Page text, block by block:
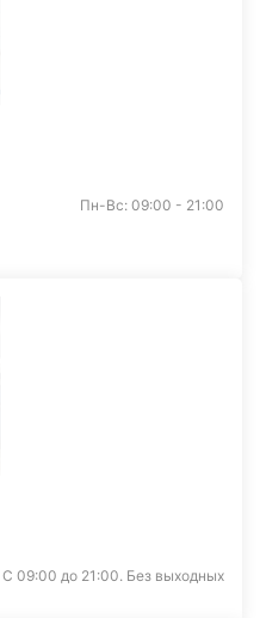
Пн-Вс: 09:00 - 21:00
С 09:00 до 21:00. Без выходных